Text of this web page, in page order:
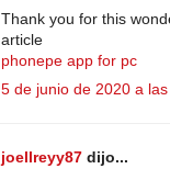
Thank you for this
article
phonepe app for pc
5 de junio de 2020 a las
joellreyy87 dijo...